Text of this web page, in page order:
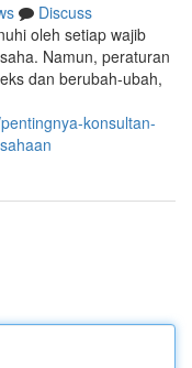
Discuss
oleh setiap wajib
Namun, peraturan
dan berubah-ubah,
konsultan-